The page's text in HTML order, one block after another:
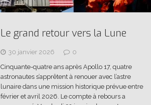
Le grand retour vers la Lune
30 janvier 2026
0
Cinquante-quatre ans après Apollo 17, quatre
astronautes s’apprêtent à renouer avec l’astre
lunaire dans une mission historique prévue entre
février et avril 2026. Le compte à rebours a